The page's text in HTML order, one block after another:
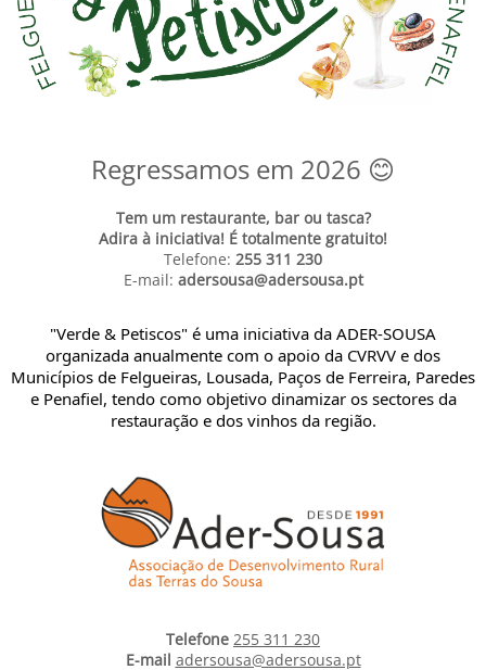
Regressamos em 2026 😊
Tem um restaurante, bar ou tasca?
Adira à iniciativa! É totalmente gratuito!
Telefone: 255 311 230
E-mail: adersousa@adersousa.pt
"Verde & Petiscos" é uma iniciativa da ADER-SOUSA
organizada anualmente com o apoio da CVRVV e dos
Municípios de Felgueiras, Lousada, Paços de Ferreira, Paredes
e Penafiel, tendo como objetivo dinamizar os sectores da
restauração e dos vinhos da região.
Telefone 255 311 230
E-mail adersousa@adersousa.pt